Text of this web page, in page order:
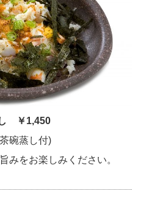
￥1,450
碗蒸し付)
みをお楽しみください。